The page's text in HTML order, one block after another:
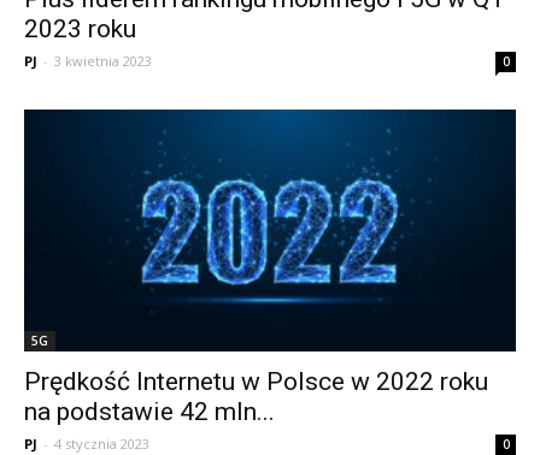
2023 roku
PJ - 3 kwietnia 2023 0
5G
Prędkość Internetu w Polsce w 2022 roku
na podstawie 42 mln...
PJ - 4 stycznia 2023 0